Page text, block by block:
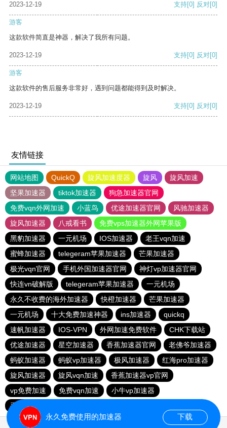
2023-12-19 支持[0] 反对[0]
游客
这款软件简直是神器，解决了我所有问题。
2023-12-19 支持[0] 反对[0]
游客
这款软件的售后服务非常好，遇到问题都能得到及时解决。
2023-12-19 支持[0] 反对[0]
友情链接
网站地图 QuickQ 旋风加速度器 旋风
旋风加速
坚果加速器
tiktok加速器
狗急加速器官网
免费vqn外网加速
小蓝鸟 优途加速器官网
风驰加速器
旋风加速器
八戒看书
免费vps加速器外网苹果版
黑豹加速器
一元机场 IOS加速器
老王vqn加速
蜜蜂加速器
telegeram苹果加速器
芒果加速器
极光vqn官网
手机外国加速器官网
神灯vp加速器官网
快连vn破解版
telegeram苹果加速器
一元机场
永久不收费的海外加速器
快橙加速器
芒果加速器
一元机场
十大免费加速神器 ins加速器
quickq
速帆加速器
IOS-VPN 外网加速免费软件
CHK下载站
优途加速器
星空加速器 香蕉加速器官网
老佛爷加速器
蚂蚁加速器
蚂蚁vp加速器 极风加速器
红海pro加速器
旋风加速器
旋风vqn加速
香蕉加速器vp官网
vp免费加速
免费vqn加速
小牛vp加速器
手机外国加速器官网
永久免费使用的加速器 下载